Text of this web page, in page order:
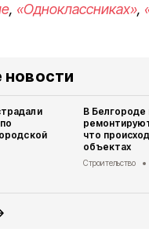
, «Одноклассниках»,
новости
В Белгороде
что
объектах
Строительство